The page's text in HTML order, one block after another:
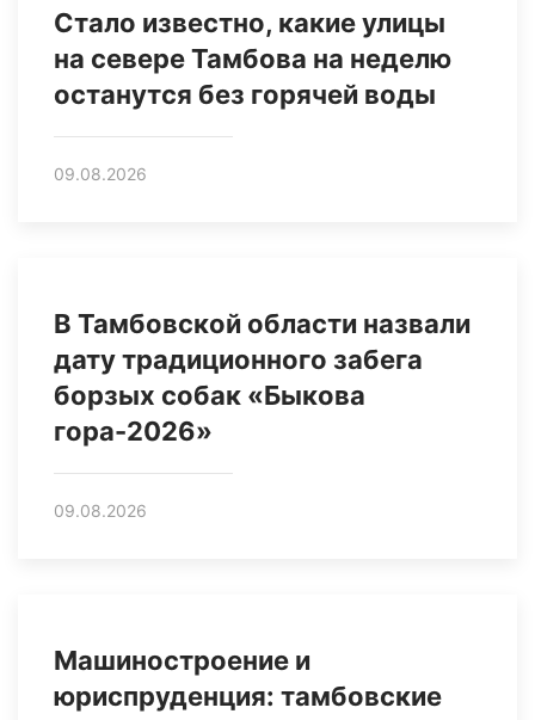
Стало известно, какие улицы
на севере Тамбова на неделю
останутся без горячей воды
09.08.2026
В Тамбовской области назвали
дату традиционного забега
борзых собак «Быкова
гора-2026»
09.08.2026
Машиностроение и
юриспруденция: тамбовские